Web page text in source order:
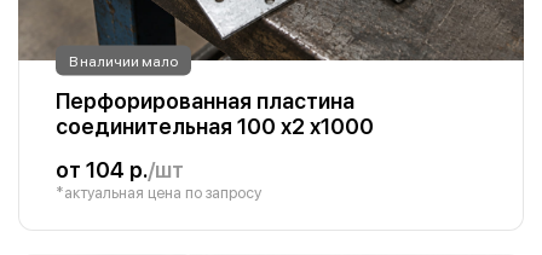
В наличии мало
Перфорированная пластина
соединительная 100 х2 х1000
от 104 р./шт
*актуальная цена по запросу